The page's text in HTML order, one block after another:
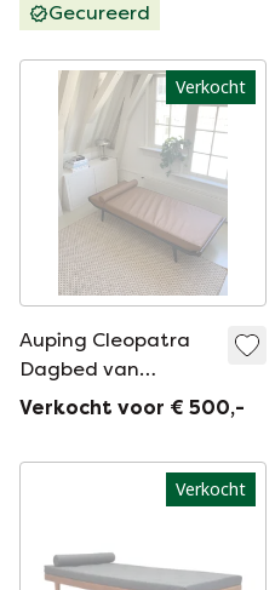
Gecureerd
Verkocht
Auping Cleopatra
Dagbed van
Cordemeijer
Verkocht voor € 500,-
Verkocht